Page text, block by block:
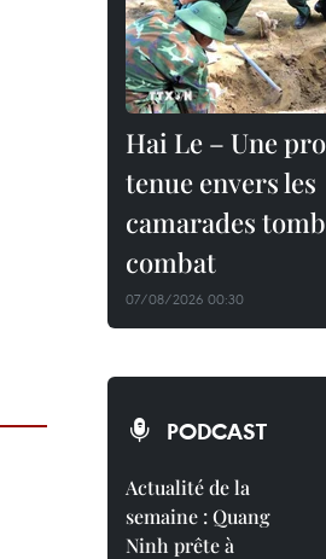
Hai Le – Une
tenue envers les
camarades
combat
07/08/2026 00:30
PODCAST
Actualité de la
semaine : Quang
Ninh prête à